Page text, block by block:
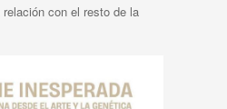
con el resto de la